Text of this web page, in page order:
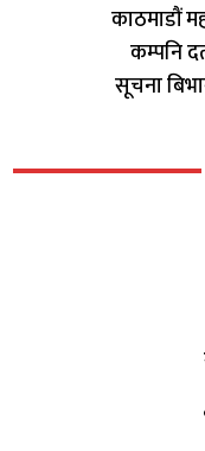
काठमाडौं
कम्पनि
सूचना